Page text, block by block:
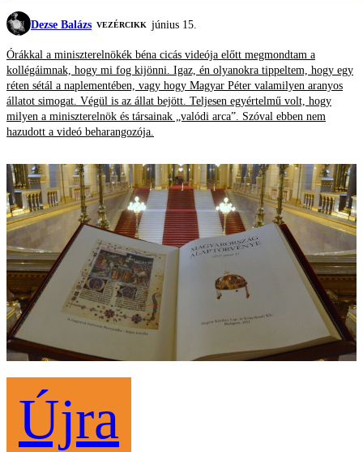
Dezse Balázs VEZÉRCIKK június 15.
Órákkal a miniszterelnökék béna cicás videója előtt megmondtam a
kollégáimnak, hogy mi fog kijönni. Igaz, én olyanokra tippeltem, hogy egy
réten sétál a naplementében, vagy hogy Magyar Péter valamilyen aranyos
állatot simogat. Végül is az állat bejött. Teljesen egyértelmű volt, hogy
milyen a miniszterelnök és társainak „valódi arca”. Szóval ebben nem
hazudott a videó beharangozója.
Újra